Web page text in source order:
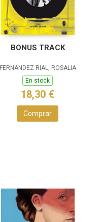
BONUS TRACK
FERNANDEZ RIAL, ROSALIA
En stock
18,30 €
Comprar